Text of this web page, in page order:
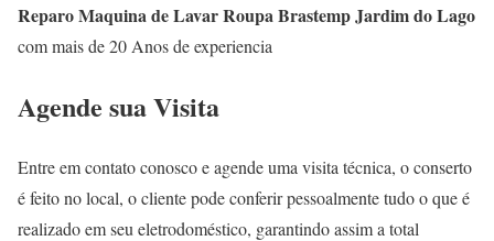
Reparo Maquina de Lavar Roupa Brastemp Jardim do Lago
com mais de 20 Anos de experiencia
Agende sua Visita
Entre em contato conosco e agende uma visita técnica, o conserto
é feito no local, o cliente pode conferir pessoalmente tudo o que é
realizado em seu eletrodoméstico, garantindo assim a total